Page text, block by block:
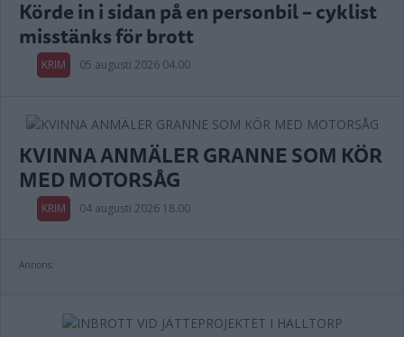
Körde in i sidan på en personbil – cyklist
misstänks för brott
KRIM 05 augusti 2026 04.00
KVINNA ANMÄLER GRANNE SOM KÖR
MED MOTORSÅG
KRIM 04 augusti 2026 18.00
Annons: